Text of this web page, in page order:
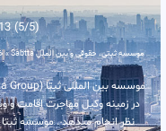
(5/5) 1513 امتیاز
موسسه ثبتی، حقوقی و بین الملل Sabtta »
در زمینه وکیل مهاجرت اقامت و
نظر انجام میدهد . موسسه